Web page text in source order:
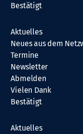
Bestätigt
Aktuelles
Neues aus dem
Termine
Newsletter
Abmelden
Vielen Dank
Bestätigt
Aktuelles